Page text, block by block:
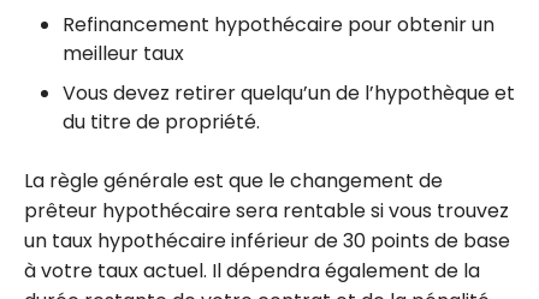
Refinancement hypothécaire pour obtenir un
meilleur taux
Vous devez retirer quelqu’un de l’hypothèque et
du titre de propriété.
La règle générale est que le changement de
prêteur hypothécaire sera rentable si vous trouvez
un taux hypothécaire inférieur de 30 points de base
à votre taux actuel. Il dépendra également de la